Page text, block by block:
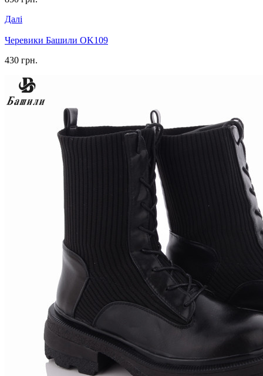
Далі
Черевики Башили OK109
430 грн.